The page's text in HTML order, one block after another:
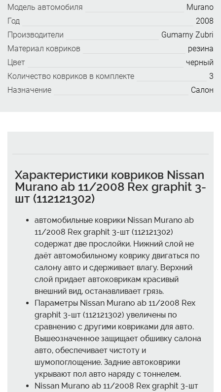
Модель автомобиля
Murano
Год
2008
Производители
Gumarny Zubri
Материал ковриков
резина
Цвет
черный
Количество ковриков в комплекте
3
Назначение
Салон
Характеристики ковриков Nissan
Murano ab 11/2008 Rex graphit 3-
шт (112121302)
автомобильные коврики Nissan Murano ab
11/2008 Rex graphit 3-шт (112121302)
содержат две прослойки. Нижний слой не
даёт автомобильному коврику двигаться по
салону авто и сдерживает влагу. Верхний
слой придает автоковрикам красивый
внешний вид, останавливает грязь.
Параметры Nissan Murano ab 11/2008 Rex
graphit 3-шт (112121302) увеличены по
сравнению с другими ковриками для авто.
Вышеозначенное защищает обшивку салона
авто, обеспечивает чистоту и
шумопоглощение. Задние автоковрики
укрывают пол авто наряду с тоннелем.
Nissan Murano ab 11/2008 Rex graphit 3-шт